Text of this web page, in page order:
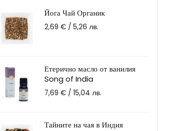
Йога Чай Органик
2,69 € / 5,26 лв.
Етерично масло от ванилия
Song of India
7,69 € / 15,04 лв.
Тайните на чая в Индия